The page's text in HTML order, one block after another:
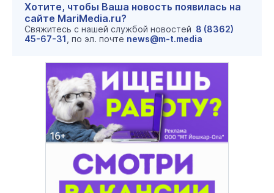
Хотите, чтобы Ваша новость появилась на
сайте MariMedia.ru?
Свяжитесь с нашей службой новостей 8 (8362)
45-67-31 , по эл. почте news@m-t.media